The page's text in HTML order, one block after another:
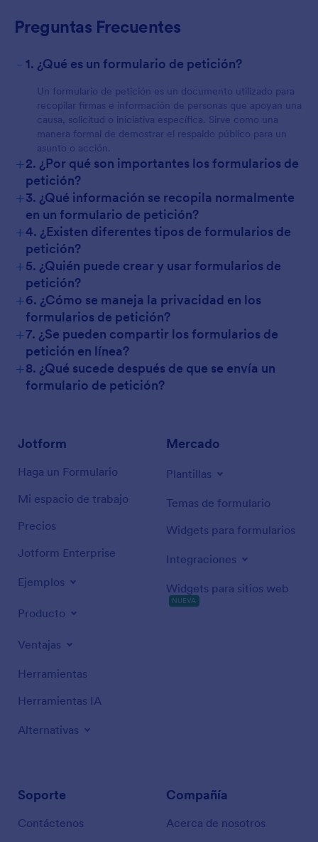
Preguntas Frecuentes
- 1. ¿Qué es un formulario de petición?
Un formulario de petición es un documento utilizado para
recopilar firmas e información de personas que apoyan una
causa, solicitud o iniciativa específica. Sirve como una
manera formal de demostrar el respaldo público para un
asunto o acción.
+2. ¿Por qué son importantes los formularios de
petición?
+3. ¿Qué información se recopila normalmente
en un formulario de petición?
+4. ¿Existen diferentes tipos de formularios de
petición?
+5. ¿Quién puede crear y usar formularios de
petición?
+6. ¿Cómo se maneja la privacidad en los
formularios de petición?
+7. ¿Se pueden compartir los formularios de
petición en línea?
+8. ¿Qué sucede después de que se envía un
formulario de petición?
Jotform
Haga un Formulario
Mi espacio de trabajo
Precios
Jotform Enterprise
Ejemplos
Producto
Ventajas
Herramientas
Herramientas IA
Alternativas
Mercado
Plantillas
Temas de formulario
Widgets para formularios
Integraciones
Widgets para sitios web
NUEVA
Soporte
Contáctenos
Compañía
Acerca de nosotros